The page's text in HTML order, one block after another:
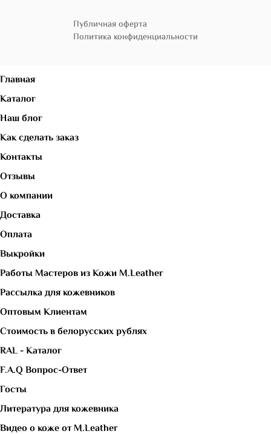
Публичная оферта
Политика конфиденциальности
Главная
Каталог
Наш блог
Как сделать заказ
Контакты
Отзывы
О компании
Доставка
Оплата
Выкройки
Работы Мастеров из Кожи M.Leather
Рассылка для кожевников
Оптовым Клиентам
Стоимость в белорусских рублях
RAL - Каталог
F.A.Q Вопрос-Ответ
Госты
Литература для кожевника
Видео о коже от M.Leather